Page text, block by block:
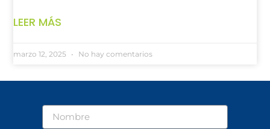
LEER MÁS
marzo 12, 2025 No hay comentarios
Nombre